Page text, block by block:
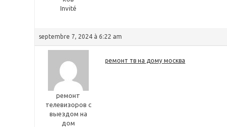
Invité
septembre 7, 2024 à 6:22 am
ремонт
телевизоров с
выездом на
дом
ремонт тв на дому москва